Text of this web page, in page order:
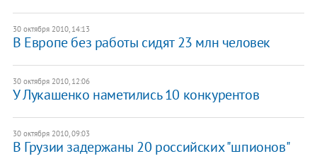
30 октября 2010, 14:13
В Европе без работы сидят 23 млн человек
30 октября 2010, 12:06
У Лукашенко наметились 10 конкурентов
30 октября 2010, 09:03
В Грузии задержаны 20 российских "шпионов"